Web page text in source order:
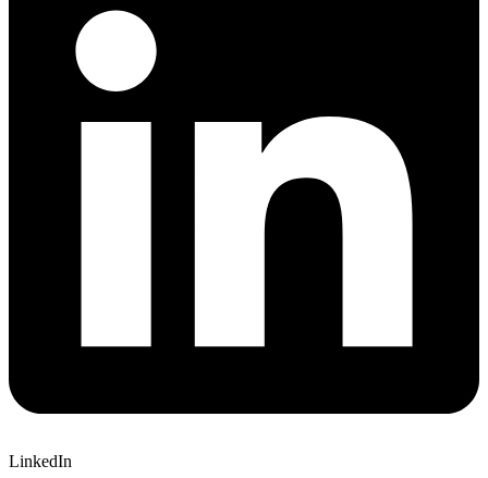
LinkedIn